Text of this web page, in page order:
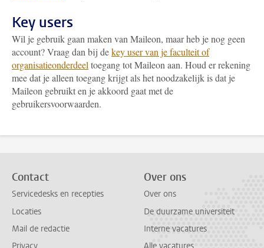
Key users
Wil je gebruik gaan maken van Maileon, maar heb je nog geen
account? Vraag dan bij dekey user van je faculteit of
organisatieonderdeel toegang tot Maileon aan. Houd er rekening
mee dat je alleen toegang krijgt als het noodzakelijk is dat je
Maileon gebruikt en je akkoord gaat met de
gebruikersvoorwaarden.
Contact
Servicedesks en recepties
Locaties
Mail de redactie
Over ons
Over ons
De duurzame universiteit
Interne vacatures